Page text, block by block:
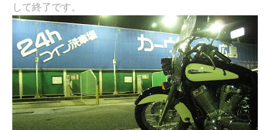
して終了です。